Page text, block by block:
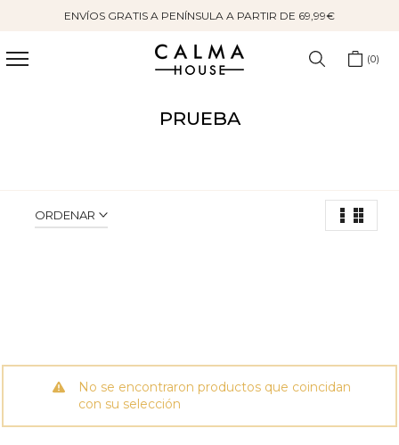
contenido
ENVÍOS GRATIS A PENÍNSULA A PARTIR DE 69,99€
0
PRUEBA
ORDENAR
No se encontraron productos que coincidan
con su selección